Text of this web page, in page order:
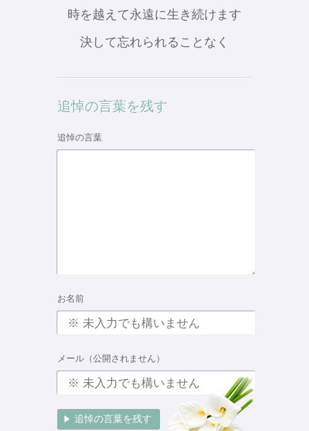
時を越えて永遠に生き続けます
決して忘れられることなく
追悼の言葉を残す
追悼の言葉
お名前
メール（公開されません）